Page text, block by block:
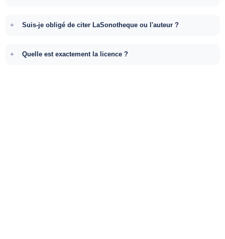
Suis-je obligé de citer LaSonotheque ou l'auteur ?
Quelle est exactement la licence ?